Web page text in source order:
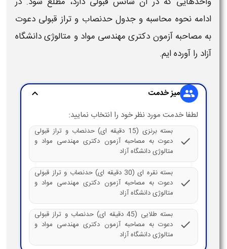
ادامهنحوه محاسبه و جدول حدنصاب و تراز قبولی دعوت
به مصاحبه آزمون دکتری مهندسی مواد و متالوژی دانشگاه
آزاد را آورده ایم.
group میز خدمت expand_more
لطفا خدمت مورد نظر خود را انتخاب نمایید:
check
بسته برنزی (15 دقیقه ای) حدنصاب و تراز قبولی
دعوت به مصاحبه آزمون دکتری مهندسی مواد و
متالوژی دانشگاه آزاد
check
بسته نقره ای (30 دقیقه ای) حدنصاب و تراز قبولی
دعوت به مصاحبه آزمون دکتری مهندسی مواد و
متالوژی دانشگاه آزاد
check
بسته طلایی (45 دقیقه ای) حدنصاب و تراز قبولی
دعوت به مصاحبه آزمون دکتری مهندسی مواد و
متالوژی دانشگاه آزاد